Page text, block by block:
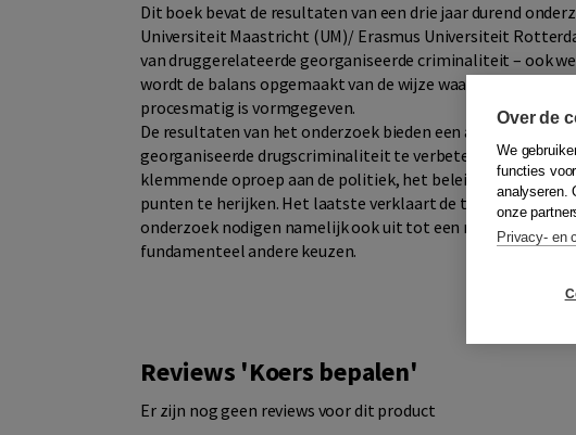
Dit boek bevat de resultaten van een drie jaar durend
Universiteit Maastricht (UM)/ Erasmus Universiteit
van druggerelateerde georganiseerde criminaliteit – ook
wordt de balans opgemaakt van de wijze waarop deze
procesmatig is vormgegeven.
De resultaten van het onderzoek bieden een aantal
georganiseerde drugscriminaliteit te verbeteren en te
klemmende oproep aan de politiek, het beleid en de
punten te herijken. Het laatste verklaart de titel die aan dit
onderzoek nodigen namelijk ook uit tot een nieuwe
fundamenteel andere keuzen.
Reviews 'Koers bepalen'
Er zijn nog geen reviews voor dit product
Over de
We
functies
analyseren.
onze
Privacy- en